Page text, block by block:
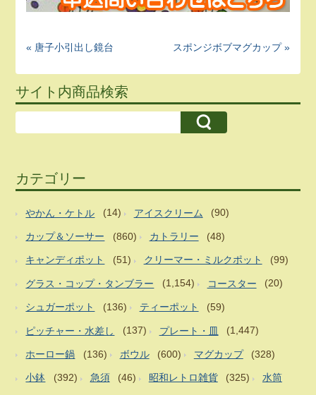
« 唐子小引出し鏡台 スポンジボブマグカップ »
サイト内商品検索
カテゴリー
やかん・ケトル (14) アイスクリーム (90)
カップ＆ソーサー (860) カトラリー (48)
キャンディポット (51) クリーマー・ミルクポット (99)
グラス・コップ・タンブラー (1,154) コースター (20)
シュガーポット (136) ティーポット (59)
ピッチャー・水差し (137) プレート・皿 (1,447)
ホーロー鍋 (136) ボウル (600) マグカップ (328)
小鉢 (392) 急須 (46) 昭和レトロ雑貨 (325) 水筒